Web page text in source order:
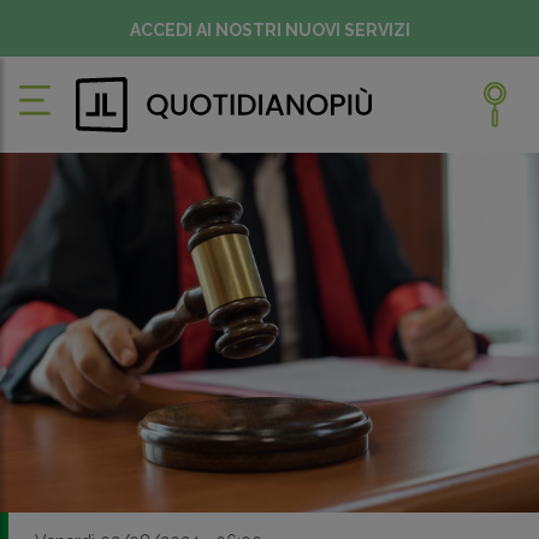
ACCEDI AI NOSTRI NUOVI SERVIZI